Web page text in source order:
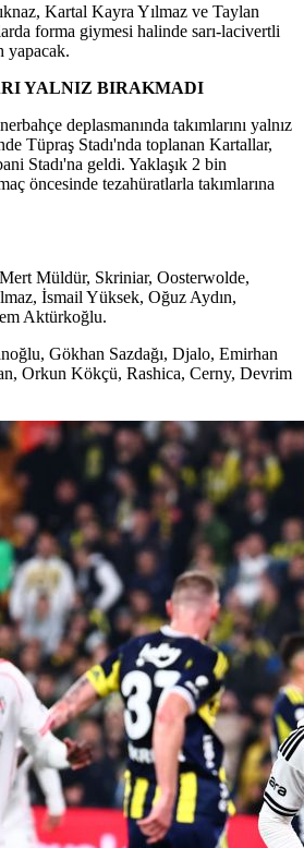
Kartal Kayra Yılmaz ve Taylan
forma giymesi halinde sarı-lacivertli
yapacak.
YALNIZ BIRAKMADI
deplasmanında takımlarını yalnız
Tüpraş Stadı'nda toplanan Kartallar,
Stadı'na geldi. Yaklaşık 2 bin
öncesinde tezahüratlarla takımlarına
Müldür, Skriniar, Oosterwolde,
İsmail Yüksek, Oğuz Aydın,
Aktürkoğlu.
Gökhan Sazdağı, Djalo, Emirhan
Orkun Kökçü, Rashica, Cerny, Devrim